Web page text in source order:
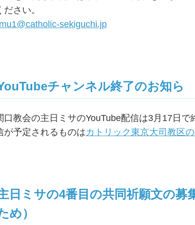
ださい。
sekiguchi.jp
チャンネル終了のお知ら
口教会の主日ミサのYouTube配信は3月17日
が予定されるものはカトリック東京大司教区
日ミサの4番目の共同祈願文の募
め）